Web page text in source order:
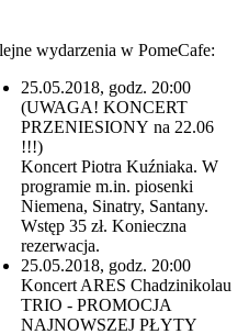
wydarzenia w PomeCafe:
25.05.2018, godz. 20:00
(UWAGA! KONCERT
PRZENIESIONY na 22.06
!!!)
Koncert Piotra Kuźniaka. W
programie m.in. piosenki
Niemena, Sinatry, Santany.
Wstęp 35 zł. Konieczna
rezerwacja.
25.05.2018, godz. 20:00
Koncert ARES Chadzinikolau
TRIO - PROMOCJA
NAJNOWSZEJ PŁYTY